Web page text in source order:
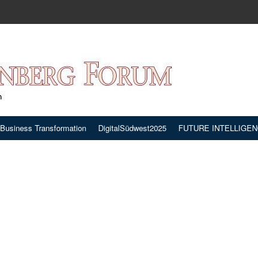
Business Transformation DigitalSüdwest2025 FUTURE